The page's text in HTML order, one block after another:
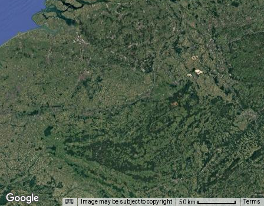
Image may be subject to copyright 50 km Terms